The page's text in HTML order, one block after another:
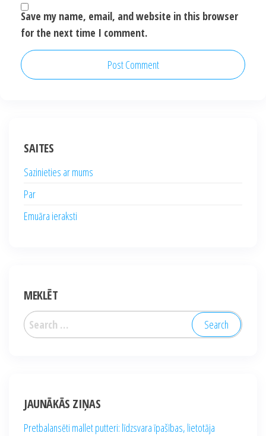
Save my name, email, and website in this browser
for the next time I comment.
SAITES
Sazinieties ar mums
Par
Emuāra ieraksti
MEKLĒT
Search
for:
JAUNĀKĀS ZIŅAS
Pretbalansēti mallet putteri: līdzsvara īpašības, lietotāja